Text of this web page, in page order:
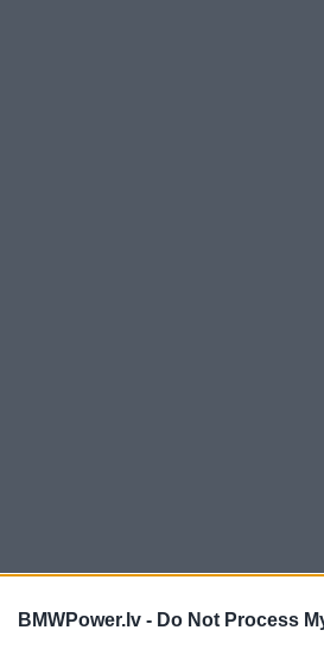
BMWPower.lv - Do Not Process